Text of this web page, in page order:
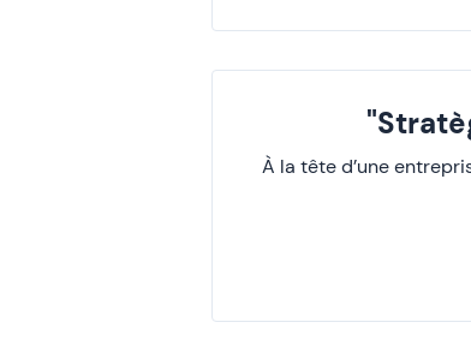
À la tête d’une